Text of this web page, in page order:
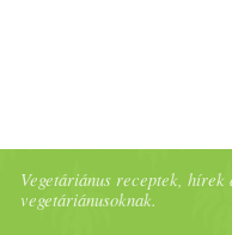
Vegetáriánus receptek,
vegetáriánusoknak.